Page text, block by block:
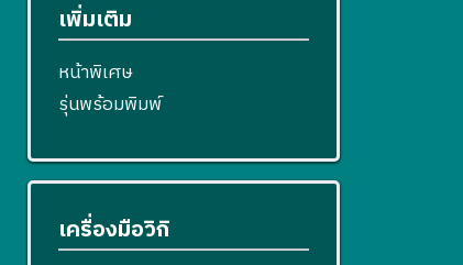
เพิ่มเติม
หน้าพิเศษ
รุ่นพร้อมพิมพ์
เครื่องมือวิกิ